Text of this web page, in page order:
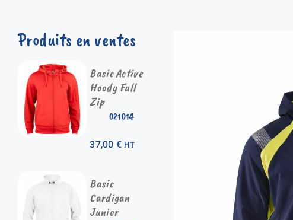
Produits en ventes
021014
Basic Active
Hoody Full
Zip
37,00 € HT
Basic
Cardigan
Junior